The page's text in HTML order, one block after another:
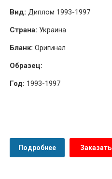
Вид: Диплом 1993-1997
Страна: Украина
Бланк: Оригинал
Образец:
Год: 1993-1997
Подробнее Заказать